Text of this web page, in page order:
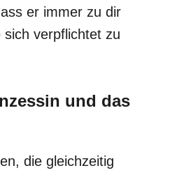
er immer zu dir
sich verpflichtet zu
und das
die gleichzeitig